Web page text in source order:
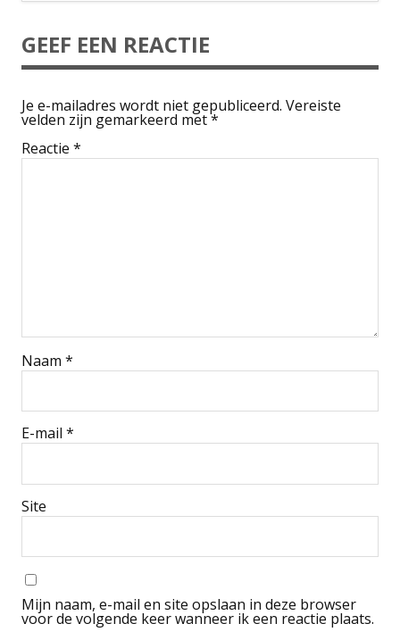
GEEF EEN REACTIE
Je e-mailadres wordt niet gepubliceerd. Vereiste
velden zijn gemarkeerd met*
Reactie *
Naam *
E-mail *
Site
Mijn naam, e-mail en site opslaan in deze browser
voor de volgende keer wanneer ik een reactie plaats.